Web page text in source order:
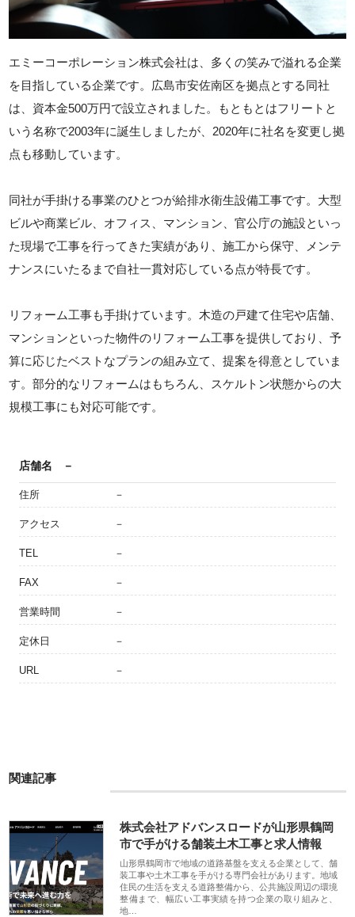
エミーコーポレーション株式会社は、多くの笑みで溢れる企業
を目指している企業です。広島市安佐南区を拠点とする同社
は、資本金500万円で設立されました。もともとはフリートと
いう名称で2003年に誕生しましたが、2020年に社名を変更し拠
点も移動しています。
同社が手掛ける事業のひとつが給排水衛生設備工事です。大型
ビルや商業ビル、オフィス、マンション、官公庁の施設といっ
た現場で工事を行ってきた実績があり、施工から保守、メンテ
ナンスにいたるまで自社一貫対応している点が特長です。
リフォーム工事も手掛けています。木造の戸建て住宅や店舗、
マンションといった物件のリフォーム工事を提供しており、予
算に応じたベストなプランの組み立て、提案を得意としていま
す。部分的なリフォームはもちろん、スケルトン状態からの大
規模工事にも対応可能です。
店舗名 －
住所 －
アクセス －
TEL －
FAX －
営業時間 －
定休日 －
URL －
関連記事
株式会社アドバンスロードが山形県鶴岡
市で手がける舗装土木工事と求人情報
山形県鶴岡市で地域の道路基盤を支える企業として、舗
装工事や土木工事を手がける専門会社があります。地域
住民の生活を支える道路整備から、公共施設周辺の環境
整備まで、幅広い工事実績を持つ企業の取り組みと、
地…